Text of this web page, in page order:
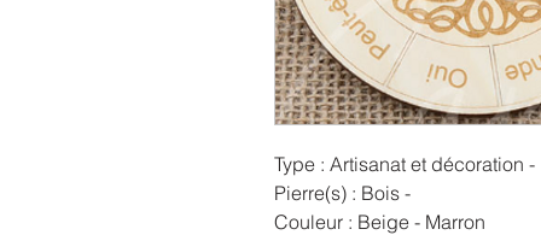
Type : Artisanat et décoration
Pierre(s) : Bois -
Couleur : Beige - Marron